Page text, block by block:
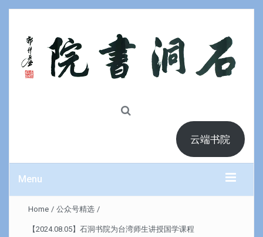
云端书院
Menu
Home / 公众号精选 /
【2024.08.05】石洞书院为台湾师生讲授国学课程